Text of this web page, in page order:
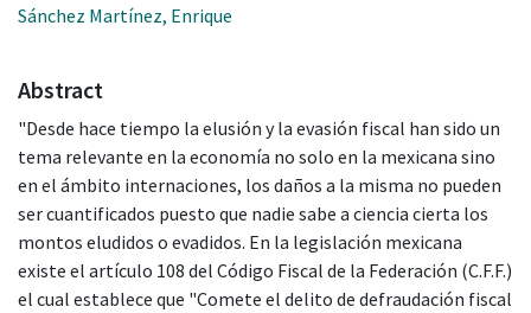
Sánchez Martínez, Enrique
Abstract
"Desde hace tiempo la elusión y la evasión fiscal han sido un
tema relevante en la economía no solo en la mexicana sino
en el ámbito internaciones, los daños a la misma no pueden
ser cuantificados puesto que nadie sabe a ciencia cierta los
montos eludidos o evadidos. En la legislación mexicana
existe el artículo 108 del Código Fiscal de la Federación (C.F.F.)
el cual establece que "Comete el delito de defraudación fiscal